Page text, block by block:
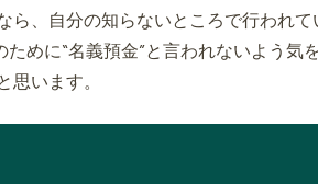
、自分の知らないところで行われ
めに“名義預金”と言われないよう気
います。